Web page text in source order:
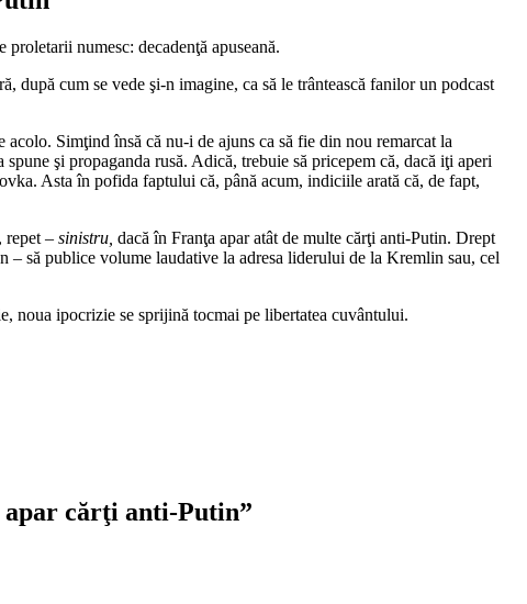
numesc: decadenţă apuseană.
după cum se vede şi-n imagine, ca să le trântească fanilor un podcast
Simţind însă că nu-i de ajuns ca să fie din nou remarcat la
spune şi propaganda rusă. Adică, trebuie să pricepem că, dacă iţi aperi
Asta în pofida faptului că, până acum, indiciile arată că, de fapt,
, repet – sinistru, dacă în Franţa apar atât de multe cărţi anti-Putin. Drept
să publice volume laudative la adresa liderului de la Kremlin sau, cel
noua ipocrizie se sprijină tocmai pe libertatea cuvântului.
cărţi anti-Putin”